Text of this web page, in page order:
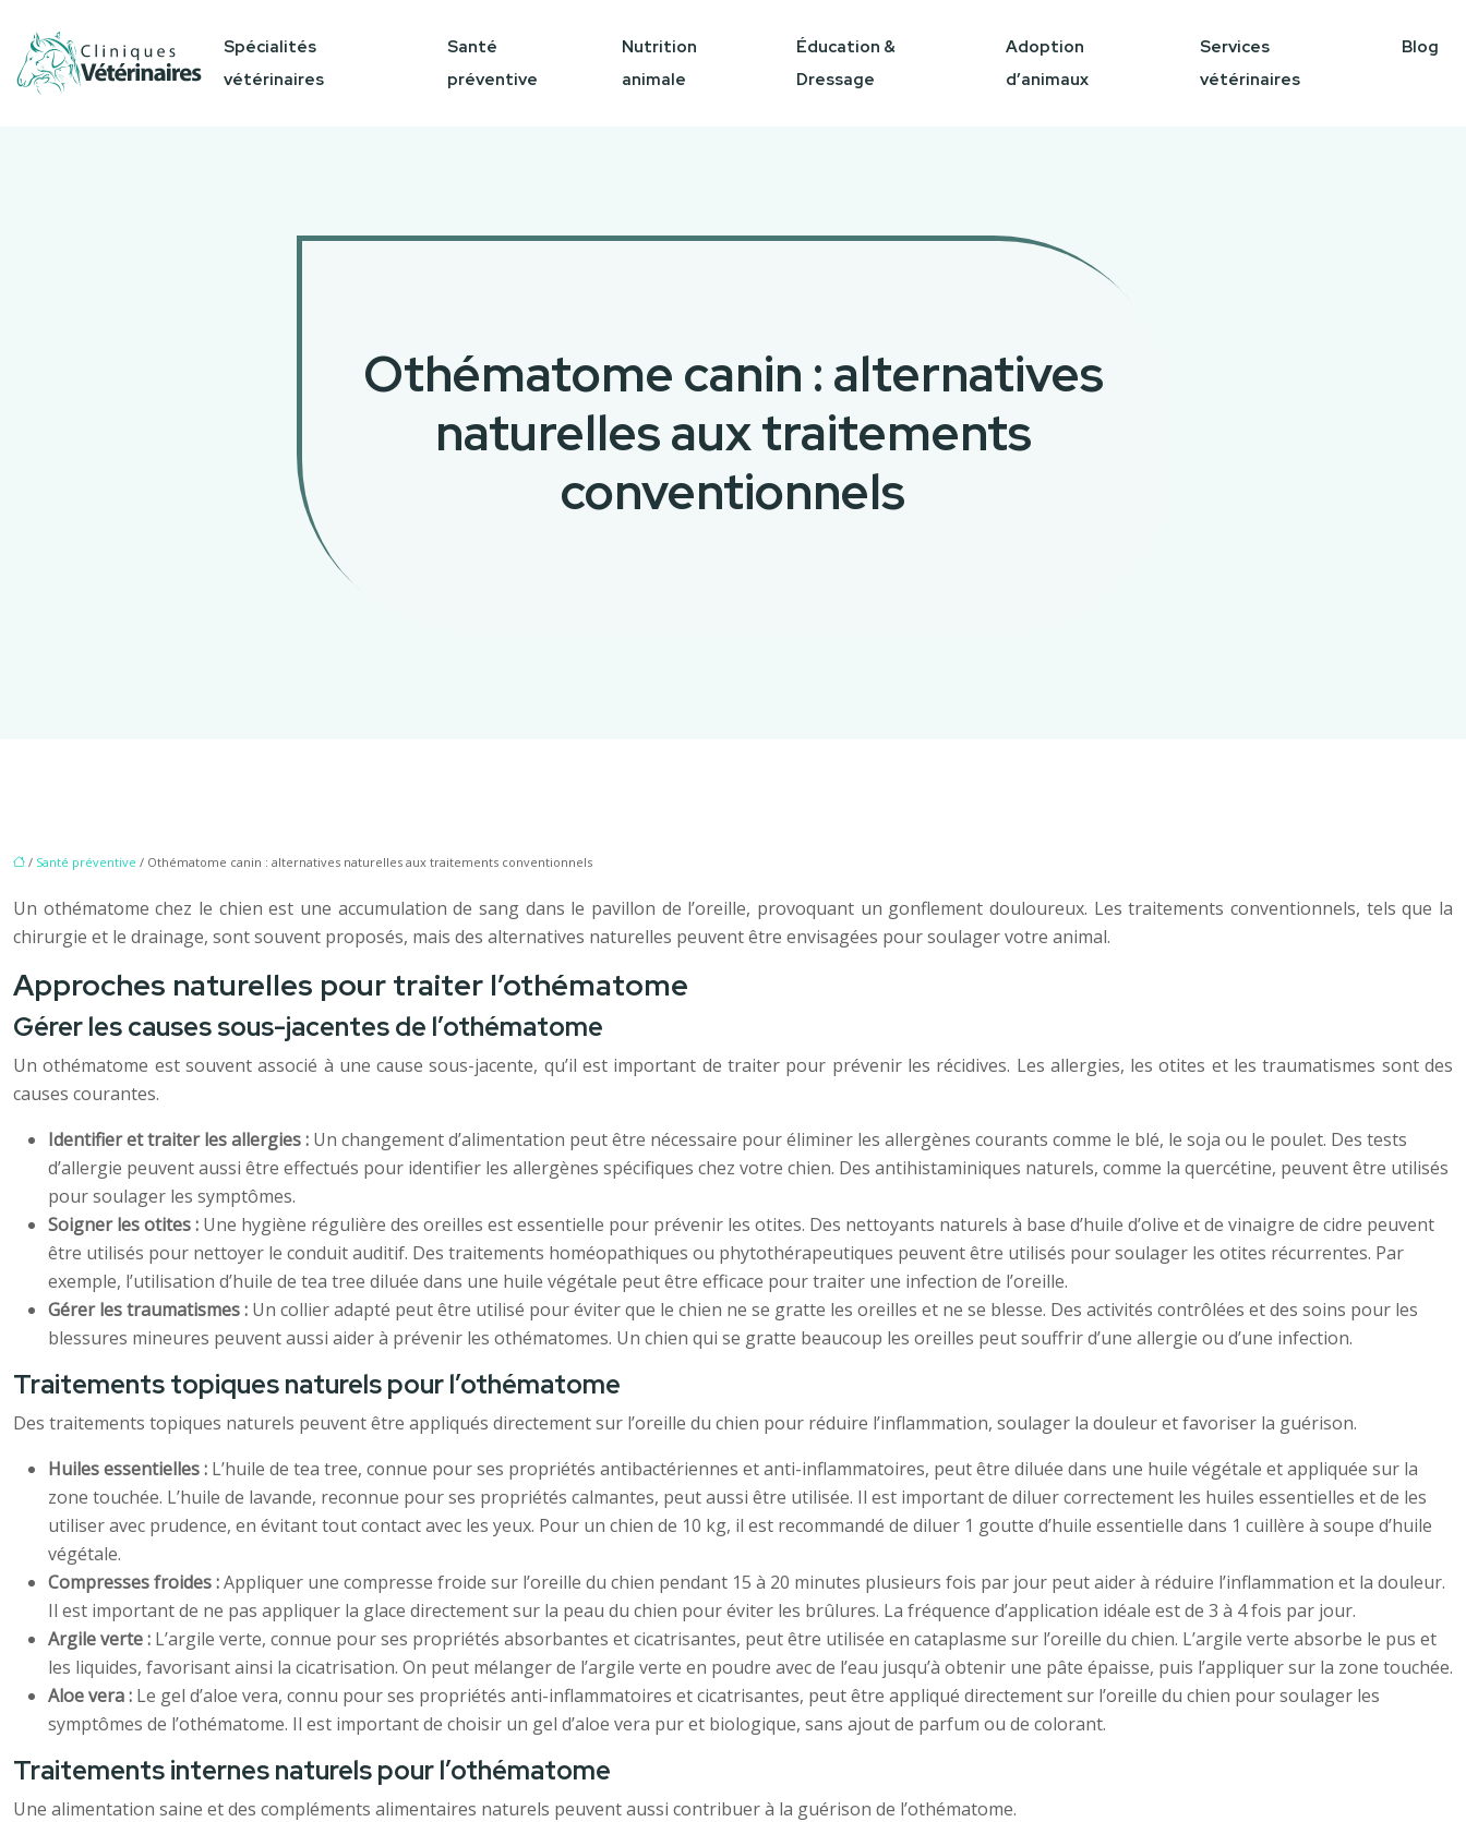
Spécialités
vétérinaires
Santé
préventive
Nutrition
animale
Éducation &
Dressage
Adoption
d’animaux
Services
vétérinaires
Blog
Othématome canin : alternatives
naturelles aux traitements
conventionnels
/ Santé préventive / Othématome canin : alternatives naturelles aux traitements conventionnels
Un othématome chez le chien est une accumulation de sang dans le pavillon de l’oreille, provoquant un gonflement douloureux. Les traitements conventionnels, tels que la
chirurgie et le drainage, sont souvent proposés, mais des alternatives naturelles peuvent être envisagées pour soulager votre animal.
Approches naturelles pour traiter l’othématome
Gérer les causes sous-jacentes de l’othématome
Un othématome est souvent associé à une cause sous-jacente, qu’il est important de traiter pour prévenir les récidives. Les allergies, les otites et les traumatismes sont des
causes courantes.
Identifier et traiter les allergies : Un changement d’alimentation peut être nécessaire pour éliminer les allergènes courants comme le blé, le soja ou le poulet. Des tests
d’allergie peuvent aussi être effectués pour identifier les allergènes spécifiques chez votre chien. Des antihistaminiques naturels, comme la quercétine, peuvent être utilisés
pour soulager les symptômes.
Soigner les otites : Une hygiène régulière des oreilles est essentielle pour prévenir les otites. Des nettoyants naturels à base d’huile d’olive et de vinaigre de cidre peuvent
être utilisés pour nettoyer le conduit auditif. Des traitements homéopathiques ou phytothérapeutiques peuvent être utilisés pour soulager les otites récurrentes. Par
exemple, l’utilisation d’huile de tea tree diluée dans une huile végétale peut être efficace pour traiter une infection de l’oreille.
Gérer les traumatismes : Un collier adapté peut être utilisé pour éviter que le chien ne se gratte les oreilles et ne se blesse. Des activités contrôlées et des soins pour les
blessures mineures peuvent aussi aider à prévenir les othématomes. Un chien qui se gratte beaucoup les oreilles peut souffrir d’une allergie ou d’une infection.
Traitements topiques naturels pour l’othématome
Des traitements topiques naturels peuvent être appliqués directement sur l’oreille du chien pour réduire l’inflammation, soulager la douleur et favoriser la guérison.
Huiles essentielles : L’huile de tea tree, connue pour ses propriétés antibactériennes et anti-inflammatoires, peut être diluée dans une huile végétale et appliquée sur la
zone touchée. L’huile de lavande, reconnue pour ses propriétés calmantes, peut aussi être utilisée. Il est important de diluer correctement les huiles essentielles et de les
utiliser avec prudence, en évitant tout contact avec les yeux. Pour un chien de 10 kg, il est recommandé de diluer 1 goutte d’huile essentielle dans 1 cuillère à soupe d’huile
végétale.
Compresses froides :Appliquer une compresse froide sur l’oreille du chien pendant 15 à 20 minutes plusieurs fois par jour peut aider à réduire l’inflammation et la douleur.
Il est important de ne pas appliquer la glace directement sur la peau du chien pour éviter les brûlures. La fréquence d’application idéale est de 3 à 4 fois par jour.
Argile verte : L’argile verte, connue pour ses propriétés absorbantes et cicatrisantes, peut être utilisée en cataplasme sur l’oreille du chien. L’argile verte absorbe le pus et
les liquides, favorisant ainsi la cicatrisation. On peut mélanger de l’argile verte en poudre avec de l’eau jusqu’à obtenir une pâte épaisse, puis l’appliquer sur la zone touchée.
Aloe vera : Le gel d’aloe vera, connu pour ses propriétés anti-inflammatoires et cicatrisantes, peut être appliqué directement sur l’oreille du chien pour soulager les
symptômes de l’othématome. Il est important de choisir un gel d’aloe vera pur et biologique, sans ajout de parfum ou de colorant.
Traitements internes naturels pour l’othématome
Une alimentation saine et des compléments alimentaires naturels peuvent aussi contribuer à la guérison de l’othématome.